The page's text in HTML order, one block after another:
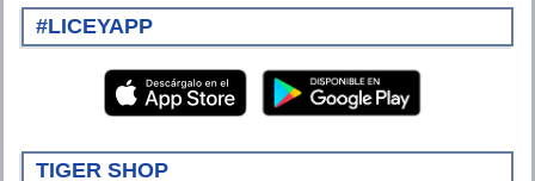
#LICEYAPP
TIGER SHOP